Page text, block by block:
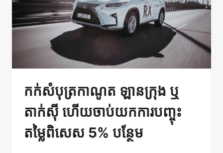
កក់សំបុត្រកាណូត ឡានក្រុង ឬ
តាក់ស៊ី ហើយចាប់យកការបញ្ចុះ
តម្លៃពិសេស 5% បន្ថែម